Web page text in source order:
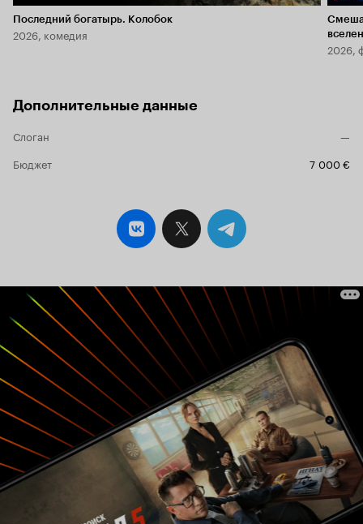
Последний богатырь. Колобок
2026, комедия
2026,
Дополнительные данные
Слоган
—
Бюджет
7 000 €